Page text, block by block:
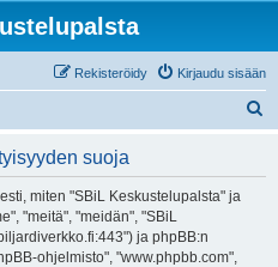
Kirjaudu sisään
Rekisteröidy
suoja
miten "SBiL Keskustelupalsta" ja
"meitä", "meidän", "SBiL
ja phpBB:n
ohjelmisto", "www.phpbb.com",